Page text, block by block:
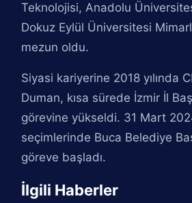
Teknolojisi, Anadolu
Dokuz Eylül Üniversitesi
mezun oldu.
Siyasi kariyerine 2018 yılında
Duman, kısa sürede İzmir İl
görevine yükseldi. 31 Mart
seçimlerinde Buca Belediye
göreve başladı.
İlgili Haberler